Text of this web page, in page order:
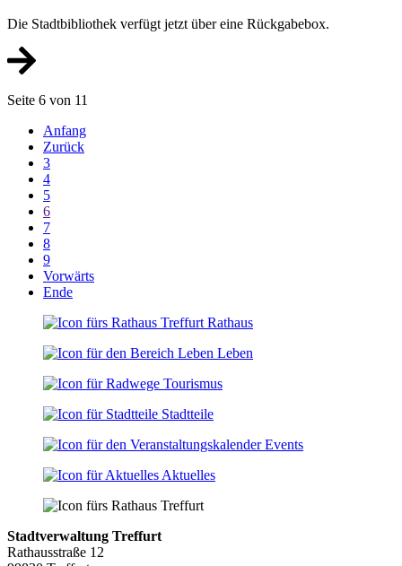
Die Stadtbibliothek verfügt jetzt über eine Rückgabebox.
Seite 6 von 11
Anfang
Zurück
3
4
5
6
7
8
9
Vorwärts
Ende
Rathaus
Leben
Tourismus
Stadtteile
Events
Aktuelles
Stadtverwaltung Treffurt
Rathausstraße 12